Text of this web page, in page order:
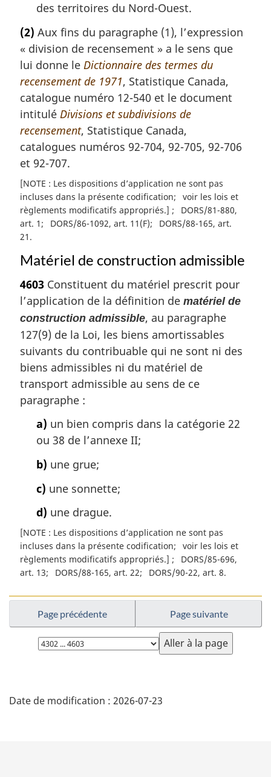
des territoires du Nord-Ouest.
(2) Aux fins du paragraphe (1), l’expression
« division de recensement » a le sens que
lui donne le Dictionnaire des termes du
recensement de 1971, Statistique Canada,
catalogue numéro 12-540 et le document
intitulé Divisions et subdivisions de
recensement, Statistique Canada,
catalogues numéros 92-704, 92-705, 92-706
et 92-707.
[NOTE : Les dispositions d’application ne sont pas
incluses dans la présente codification
voir les lois et
règlements modificatifs appropriés.]
DORS/81-880,
art. 1
DORS/86-1092, art. 11(F)
DORS/88-165, art.
21
Matériel de construction admissible
4603 Constituent du matériel prescrit pour
l’application de la définition de matériel de
construction admissible, au paragraphe
127(9) de la Loi, les biens amortissables
suivants du contribuable qui ne sont ni des
biens admissibles ni du matériel de
transport admissible au sens de ce
paragraphe :
a) un bien compris dans la catégorie 22
ou 38 de l’annexe II;
b) une grue;
c) une sonnette;
d) une drague.
[NOTE : Les dispositions d’application ne sont pas
incluses dans la présente codification
voir les lois et
règlements modificatifs appropriés.]
DORS/85-696,
art. 13
DORS/88-165, art. 22 DORS/90-22, art. 8
Page précédente Page suivante
Choisissez
la
é
Date de modification : 2026-07-23